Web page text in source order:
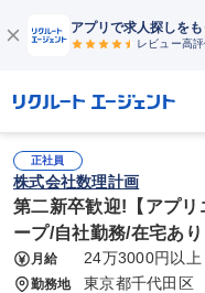
アプリで求人探しをも
レビュー高
正社員
株式会社数理計画
第二新卒歓迎!【アプ
ープ/自社勤務/在宅あ
月給 24万3000円以上
勤務地 東京都千代田区